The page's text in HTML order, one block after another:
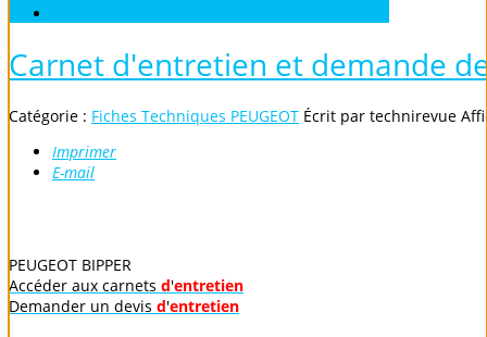
Carnet d'entretien et demande
Catégorie : Fiches Techniques PEUGEOT Écrit par technirevue
Imprimer
E-mail
PEUGEOT BIPPER
Accéder aux carnets d'entretien
Demander un devis d'entretien